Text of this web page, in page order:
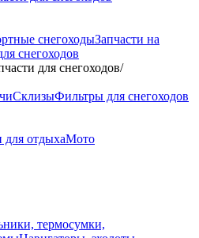
снегоходыЗапчасти на
снегоходов
для снегоходов/
СклизыФильтры для снегоходов
отдыхаМото
термосумки,